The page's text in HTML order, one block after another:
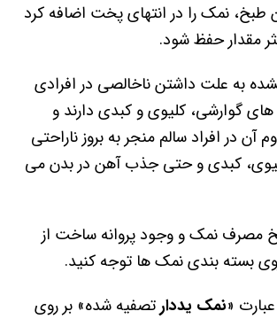
طبخ، نمک را در انتهای پخت اضافه کرد
مقدار حفظ شود.
به علت داشتن ناخالصی در افرادی
های گوارشی، کلیوی و کبدی دارند و
در افراد سالم منجر به بروز ناراحتی
کبدی و حتی جذب آهن در بدن می
مصرف نمک و وجود پروانه ساخت از
بسته بندی نمک ها توجه کنید.
«نمک یددارتصفیه شده» بر روی